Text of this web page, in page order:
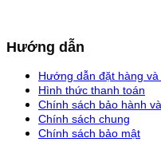
Hướng dẫn
Hướng dẫn đặt hàng và
Hình thức thanh toán
Chính sách bảo hành
Chính sách chung
Chính sách bảo mật